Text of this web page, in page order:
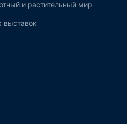
и растительный мир
выставок